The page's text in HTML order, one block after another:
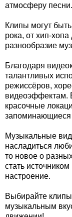
атмосферу песни.
Клипы могут
рока, от хип-
разнообразие
Благодаря
талантливых
режиссёров,
видеоэффектам.
красочные
запоминающиеся
Музыкальные
насладиться
то новое о
стать
настроение.
Выбирайте
музыкальным